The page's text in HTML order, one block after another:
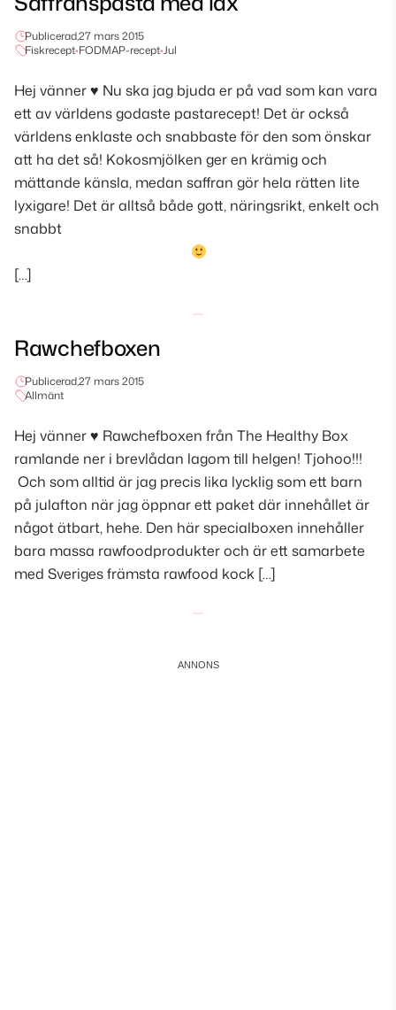
Publicerad,27 mars 2015
Fiskrecept•FODMAP-recept•Jul
Hej vänner♥ Nu ska jag bjuda er på vad som kan vara
ett av världens godaste pastarecept! Det är också
världens enklaste och snabbaste för den som önskar
att ha det så! Kokosmjölken ger en krämig och
mättande känsla, medan saffran gör hela rätten lite
lyxigare! Det är alltså både gott, näringsrikt, enkelt och
snabbt
[…]
Rawchefboxen
Publicerad,27 mars 2015
Allmänt
Hej vänner ♥ Rawchefboxen från The Healthy Box
ramlande ner i brevlådan lagom till helgen! Tjohoo!!!
Och som alltid är jag precis lika lycklig som ett barn
på julafton när jag öppnar ett paket där innehållet är
något ätbart, hehe. Den här specialboxen innehåller
bara massa rawfoodprodukter och är ett samarbete
med Sveriges främsta rawfood kock […]